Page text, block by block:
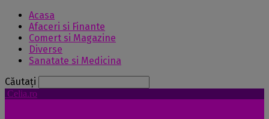
Acasa
Afaceri si Finante
Comert si Magazine
Diverse
Sanatate si Medicina
Căutați
Celia.ro